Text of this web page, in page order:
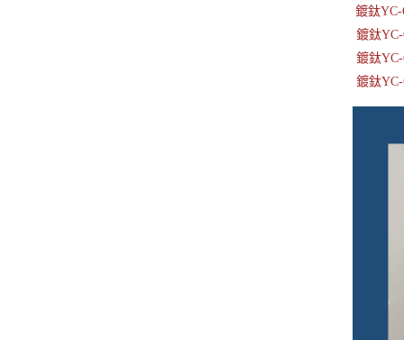
鍍鈦
鍍鈦YC-
鍍鈦YC-
鍍鈦YC-